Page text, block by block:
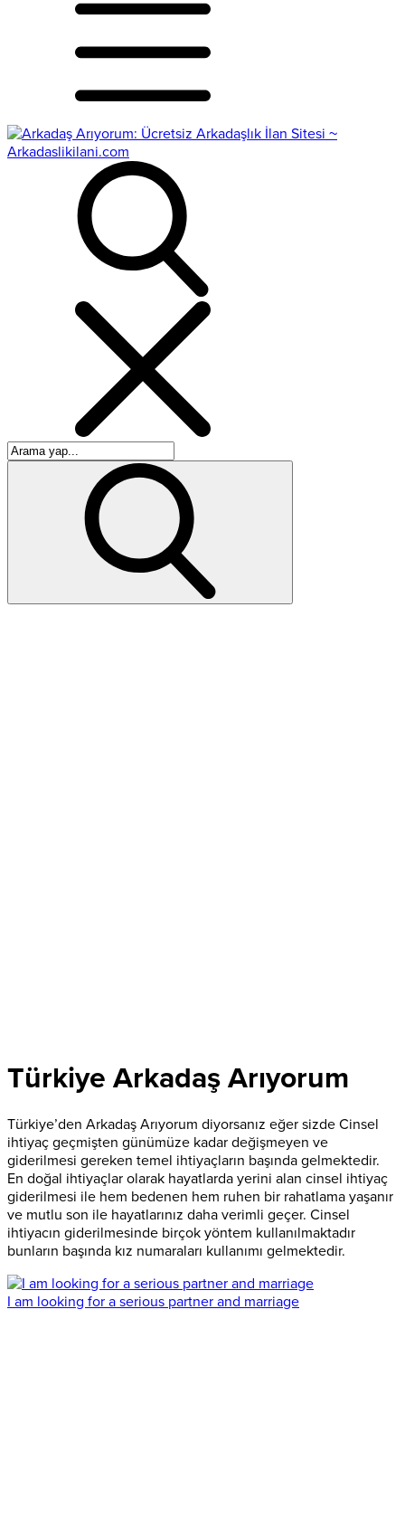
Türkiye Arkadaş Arıyorum
Türkiye’den Arkadaş Arıyorum diyorsanız eğer sizde Cinsel
ihtiyaç geçmişten günümüze kadar değişmeyen ve
giderilmesi gereken temel ihtiyaçların başında gelmektedir.
En doğal ihtiyaçlar olarak hayatlarda yerini alan cinsel ihtiyaç
giderilmesi ile hem bedenen hem ruhen bir rahatlama yaşanır
ve mutlu son ile hayatlarınız daha verimli geçer. Cinsel
ihtiyacın giderilmesinde birçok yöntem kullanılmaktadır
bunların başında kız numaraları kullanımı gelmektedir.
I am looking for a serious partner and marriage